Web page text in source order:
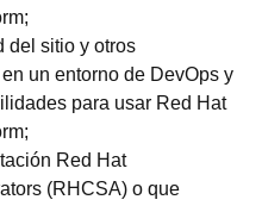
del sitio y otros
un entorno de DevOps y
para usar Red Hat
Red Hat
(RHCSA) o que